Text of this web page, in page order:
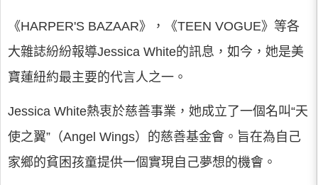
《HARPER'S BAZAAR》，《TEEN VOGUE》等各
大雜誌紛紛報導Jessica White的訊息，如今，她是美
寶蓮紐約最主要的代言人之一。
Jessica White熱衷於慈善事業，她成立了一個名叫“天
使之翼”（Angel Wings）的慈善基金會。旨在為自己
家鄉的貧困孩童提供一個實現自己夢想的機會。